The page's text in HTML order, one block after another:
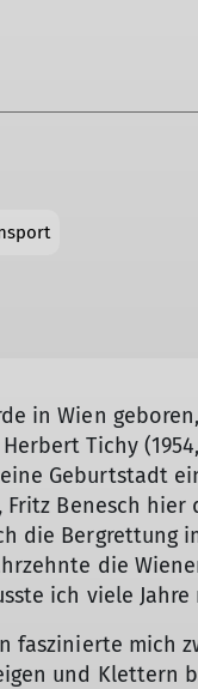
in Wien
Tichy
Geburtstadt
Fritz Benesch hier
die Bergrettung
die
ich viele
faszinierte mich
und Klettern